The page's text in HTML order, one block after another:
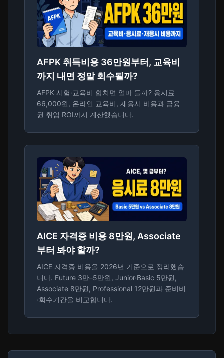
AFPK 취득비용 36만원부터, 교육비
까지 내면 정말 회수될까?
AFPK 시험·교육비 합치면 얼마 들까? 응시료
66,000원, 온라인 교육비, 재응시 비용과 금융
권 취업 ROI까지 계산했습니다.
AICE 자격증 비용 8만원, Associate
부터 봐야 할까?
AICE 자격증 비용을 2026년 기준으로 정리했습
니다. Future 3만–5만원, Junior·Basic 5만원,
Associate 8만원, Professional 12만원과 준비비
·회수기간을 비교합니다.